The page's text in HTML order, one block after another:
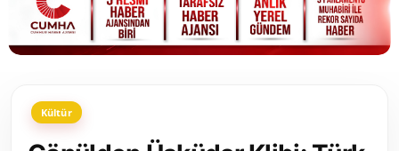
Bakanlıklar
Siyasi Partiler
Kültür